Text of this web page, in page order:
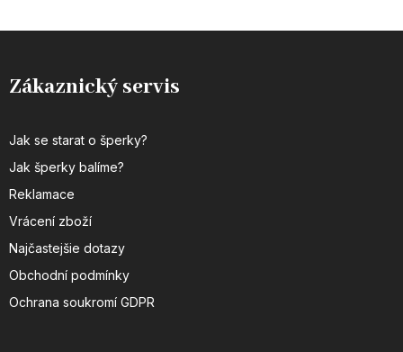
Zákaznický servis
Jak se starat o šperky?
Jak šperky balíme?
Reklamace
Vrácení zboží
Najčastejšie dotazy
Obchodní podmínky
Ochrana soukromí GDPR